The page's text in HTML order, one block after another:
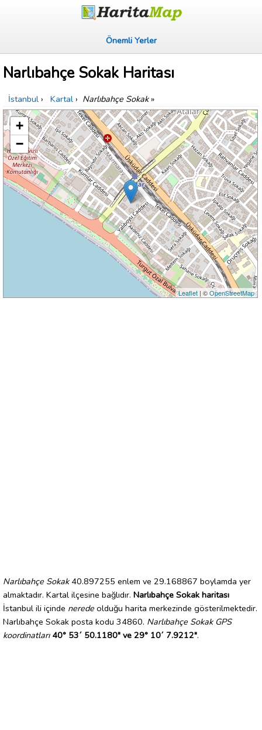
Önemli Yerler
Narlıbahçe Sokak Haritası
İstanbul › Kartal › Narlıbahçe Sokak»
+
−
Leaflet| ©OpenStreetMap
Narlıbahçe Sokak40.897255 enlem ve 29.168867 boylamda yer
almaktadır. Kartal ilçesine bağlıdır. Narlıbahçe Sokak haritası
İstanbul ili içinde nerede olduğu harita merkezinde gösterilmektedir.
Narlıbahçe Sokak posta kodu 34860. Narlıbahçe Sokak GPS
koordinatları 40° 53´ 50.1180" ve 29° 10´ 7.9212".